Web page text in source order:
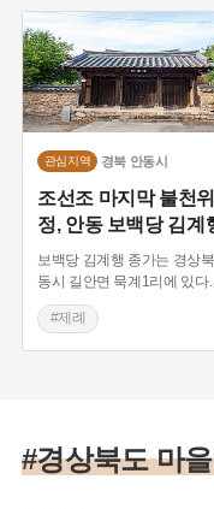
#김마리아 #여성 독립
#문화유산 #노원구
#경기도설화 #강서구
#용인의 전설
#의병활동 #영산포
#경상북도 마을이야기 #
관심지역 경북 안동시
조선조 마지막 불천위
정, 안동 보백당 김계
보백당 김계행 종가는 경상
동시 길안면 묵계1리에 있다.
#제례
#경상북도 마을이야기
대 종가
#경상북도 마